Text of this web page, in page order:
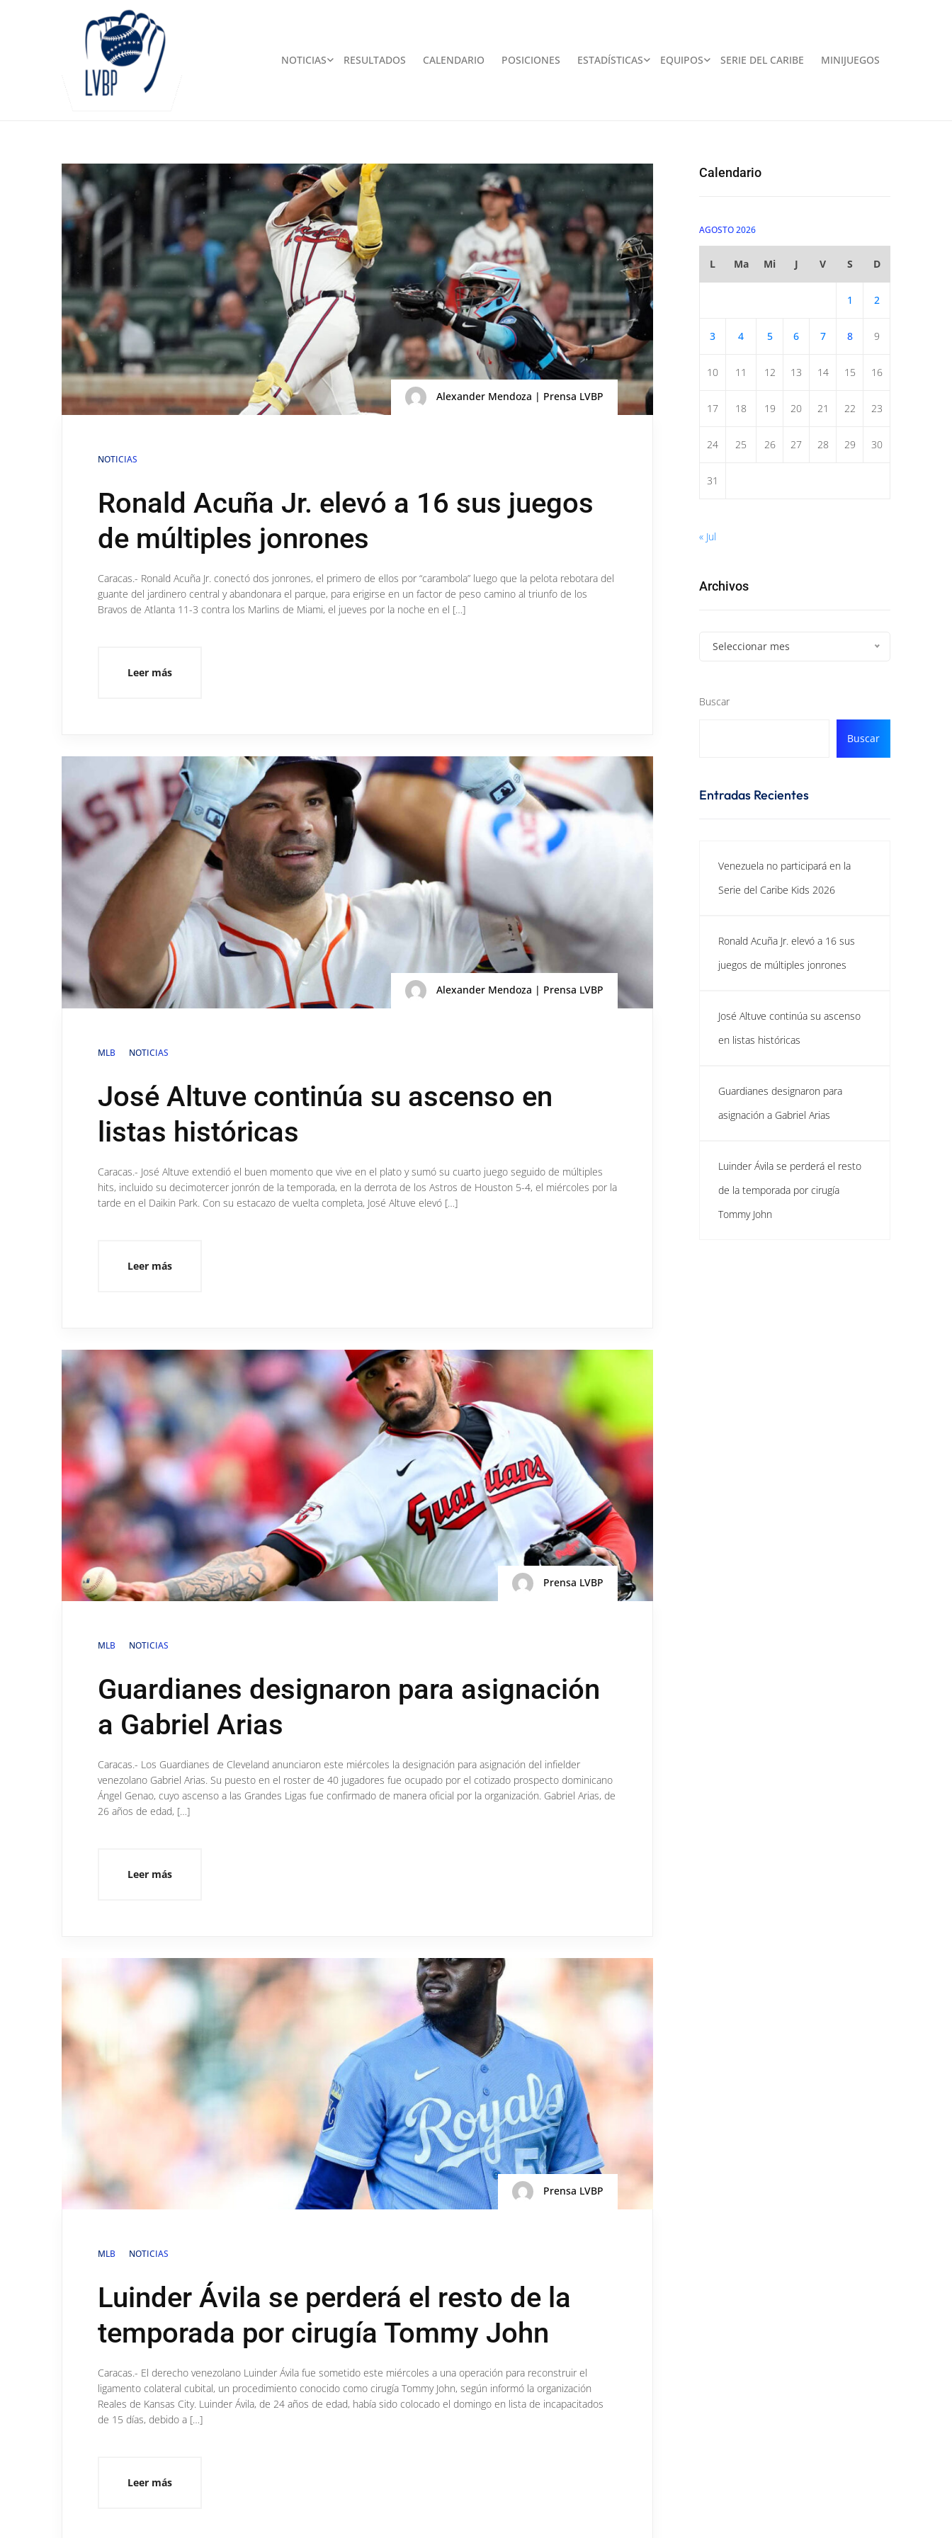
NOTICIAS RESULTADOS CALENDARIO POSICIONES ESTADÍSTICAS EQUIPOS SERIE DEL CARIBE MINIJUEGOS
Alexander Mendoza | Prensa LVBP
NOTICIAS
Ronald Acuña Jr. elevó a 16 sus juegos
de múltiples jonrones
Caracas.- Ronald Acuña Jr. conectó dos jonrones, el primero de ellos por “carambola” luego que la pelota rebotara del
guante del jardinero central y abandonara el parque, para erigirse en un factor de peso camino al triunfo de los
Bravos de Atlanta 11-3 contra los Marlins de Miami, el jueves por la noche en el […]
Leer más
Alexander Mendoza | Prensa LVBP
MLB NOTICIAS
José Altuve continúa su ascenso en
listas históricas
Caracas.- José Altuve extendió el buen momento que vive en el plato y sumó su cuarto juego seguido de múltiples
hits, incluido su decimotercer jonrón de la temporada, en la derrota de los Astros de Houston 5-4, el miércoles por la
tarde en el Daikin Park. Con su estacazo de vuelta completa, José Altuve elevó […]
Leer más
Prensa LVBP
MLB NOTICIAS
Guardianes designaron para asignación
a Gabriel Arias
Caracas.- Los Guardianes de Cleveland anunciaron este miércoles la designación para asignación del infielder
venezolano Gabriel Arias. Su puesto en el roster de 40 jugadores fue ocupado por el cotizado prospecto dominicano
Ángel Genao, cuyo ascenso a las Grandes Ligas fue confirmado de manera oficial por la organización. Gabriel Arias, de
26 años de edad, […]
Leer más
Prensa LVBP
MLB NOTICIAS
Luinder Ávila se perderá el resto de la
temporada por cirugía Tommy John
Caracas.- El derecho venezolano Luinder Ávila fue sometido este miércoles a una operación para reconstruir el
ligamento colateral cubital, un procedimiento conocido como cirugía Tommy John, según informó la organización
Reales de Kansas City. Luinder Ávila, de 24 años de edad, había sido colocado el domingo en lista de incapacitados
de 15 días, debido a […]
Leer más
Calendario
AGOSTO 2026
L Ma Mi J V S D
1 2
3 4 5 6 7 8 9
10 11 12 13 14 15 16
17 18 19 20 21 22 23
24 25 26 27 28 29 30
31
« Jul
Archivos
Seleccionar mes
Buscar
Buscar
Entradas Recientes
Venezuela no participará en la
Serie del Caribe Kids 2026
Ronald Acuña Jr. elevó a 16 sus
juegos de múltiples jonrones
José Altuve continúa su ascenso
en listas históricas
Guardianes designaron para
asignación a Gabriel Arias
Luinder Ávila se perderá el resto
de la temporada por cirugía
Tommy John